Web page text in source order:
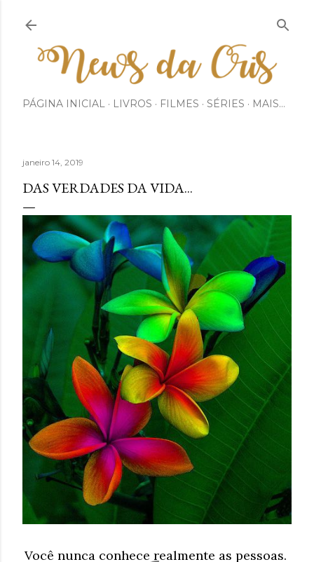
PÁGINA INICIAL LIVROS FILMES SÉRIES MAIS…
janeiro 14, 2019
DAS VERDADES DA VIDA...
Você nunca conhece realmente as pessoas.